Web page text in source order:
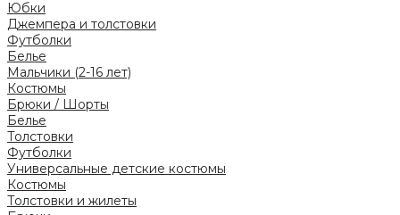
Юбки
Джемпера и толстовки
Футболки
Белье
Мальчики (2-16 лет)
Костюмы
Брюки / Шорты
Белье
Толстовки
Футболки
Универсальные детские костюмы
Костюмы
Толстовки и жилеты